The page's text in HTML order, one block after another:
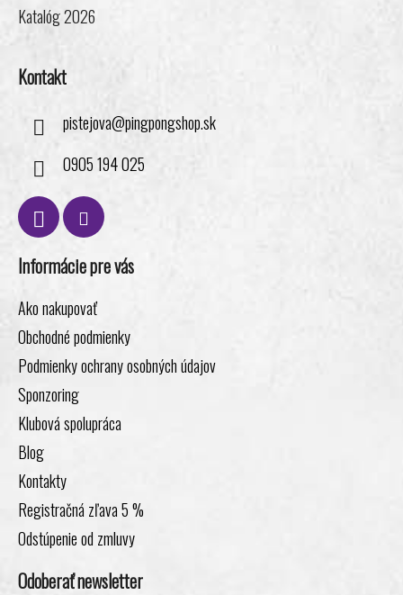
Katalóg 2026
Kontakt
pistejova@pingpongshop.sk
0905 194 025
Informácie pre vás
Ako nakupovať
Obchodné podmienky
Podmienky ochrany osobných údajov
Sponzoring
Klubová spolupráca
Blog
Kontakty
Registračná zľava 5 %
Odstúpenie od zmluvy
Odoberať newsletter